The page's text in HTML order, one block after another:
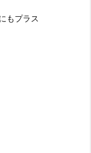
もプラス